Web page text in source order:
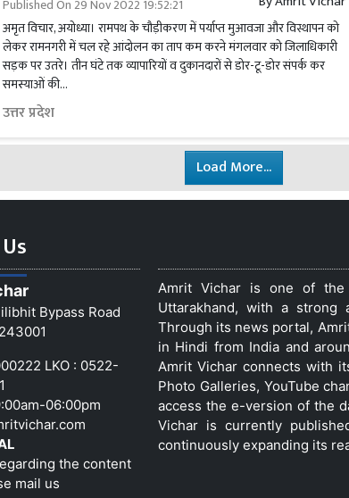
Published On 29 Nov 2022 19:52:21
अमृत विचार, अयोध्या। रामपथ के चौड़ीकरण में पर्याप्त मुआवजा और विस्थापन को
लेकर रामनगरी में चल रहे आंदोलन का ताप कम करने मंगलवार को जिलाधिकारी
सड़क पर उतरे। तीन घंटे तक व्यापारियों व दुकानदारों से डोर-टू-डोर संपर्क कर
समस्याओं की...
उत्तर प्रदेश
Load More...
Bypass Road
LKO : 0522-
06:00pm
the content
mail us
Amrit Vichar is one of the
Uttarakhand, with a strong
Through its news portal,
in Hindi from India and
Amrit Vichar connects with
Photo Galleries, YouTube
access the e-version of the
Vichar is currently
continuously expanding its